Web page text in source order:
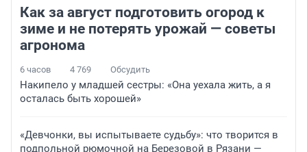
Как за август подготовить огород к
зиме и не потерять урожай — советы
агронома
6 часов 4 769 Обсудить
Накипело у младшей сестры: «Она уехала жить, а я
осталась быть хорошей»
«Девчонки, вы испытываете судьбу»: что творится в
подпольной рюмочной на Березовой в Рязани —